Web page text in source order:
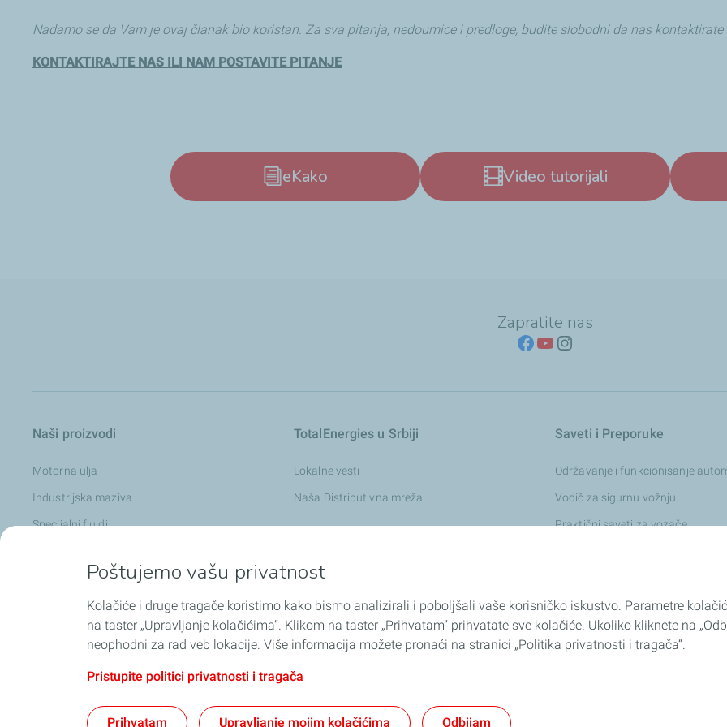
Nadamo se da Vam je ovaj članak bio koristan. Za sva pitanja, nedoumice i predloge, budite slobodni da nas kontaktirate
KONTAKTIRAJTE NAS ILI NAM POSTAVITE PITANJE
eKako Video tutorijali
Zapratite nas
Naši proizvodi
Motorna ulja
Industrijska maziva
Specijalni fluidi
TotalEnergies u Srbiji
Lokalne vesti
Naša Distributivna mreža
Saveti i Preporuke
Održavanje i funkcionisanje
Vodič za sigurnu vožnju
Praktični saveti za vozače
Lub savetnik TotalEnergies Club
Opšti uslovi korišćenja Politika kolačića i zaštite ličnih podataka Izjava o digitalnom pristupu
Poštujemo vašu privatnost
Kolačiće i druge tragače koristimo kako bismo analizirali i poboljšali vaše korisničko iskustvo. Parametre
na taster „Upravljanje kolačićima“. Klikom na taster „Prihvatam“ prihvatate sve kolačiće. Ukoliko kliknete na
neophodni za rad veb lokacije. Više informacija možete pronaći na stranici „Politika privatnosti i tragača“.
Pristupite politici privatnosti i tragača
Prihvatam Upravljanje mojim kolačićima Odbijam